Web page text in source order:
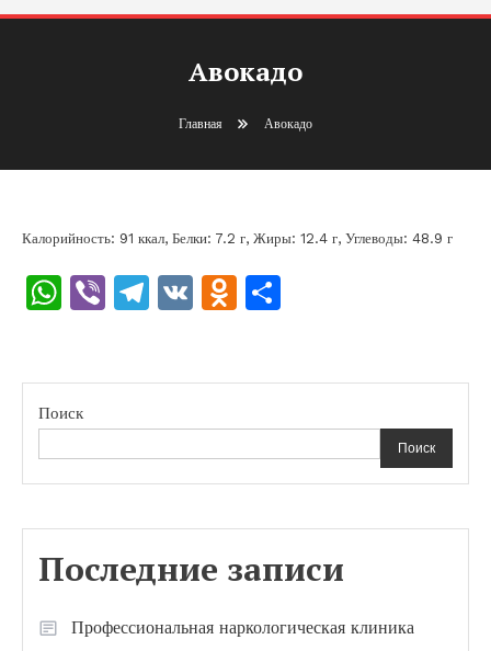
Авокадо
Главная Авокадо
Калорийность: 91 ккал, Белки: 7.2 г, Жиры: 12.4 г, Углеводы: 48.9 г
WhatsApp
ViberTelegram
VK Odnoklassniki
Поиск
Поиск
Последние записи
Профессиональная наркологическая клиника